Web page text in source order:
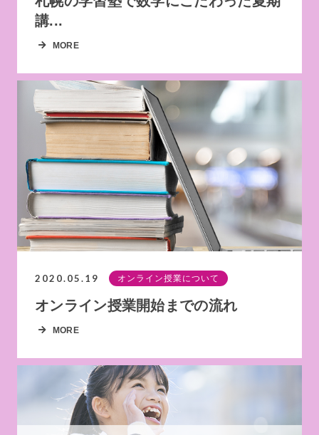
講...
MORE
2020.05.19 オンライン授業について
オンライン授業開始までの流れ
MORE